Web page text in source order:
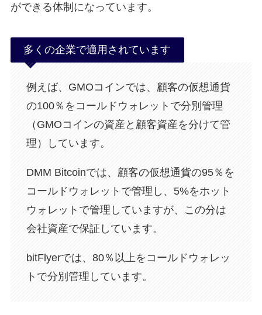
ができる体制になっています。
多くの企業で適用されています
例えば、GMOコインでは、顧客の仮想通貨
の100％をコールドウォレットで分別管理
（GMOコインの資産と顧客資産を分けて管
理）しています。
DMM Bitcoinでは、顧客の仮想通貨の95％を
コールドウォレットで管理し、5%をホット
ウォレットで管理していますが、この分は
会社資産で保証しています。
bitFlyerでは、80％以上をコールドウォレッ
トで分別管理しています。